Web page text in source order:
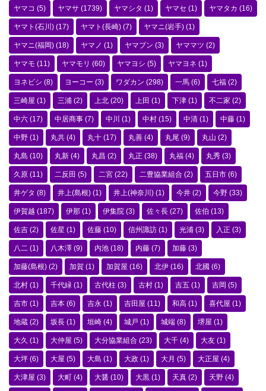
ヤマコ (5) ヤマサ (1739) ヤマシタ (1) ヤマセ (1) ヤマタカ (16)
ヤマト(石川) (17) ヤマト(長崎) (7) ヤマニ(岩手) (1)
ヤマニ(福岡) (18) ヤマノ (1) ヤマブン (3) ヤママツ (2)
ヤマモ (11) ヤマモリ (60) ヤマヨシ (5) ヤマヨネ (1)
ヨネビシ (8) ヨーコー (3) ワダカン (298) 一馬 (6) 七福 (2)
三崎屋 (1) 三浦 (2) 上北 (20) 上田 (1) 下津 (1) 不二家 (2)
中六 (17) 中居商事 (7) 中川 (1) 中村 (15) 中清 (1) 中藤 (1)
中野 (1) 丸共 (4) 丸十 (17) 丸善 (4) 丸尾 (9) 丸山 (2)
丸島 (10) 丸新 (4) 丸昌 (2) 丸正 (38) 丸福 (4) 丸秀 (3)
久原 (11) 二反田 (5) 二宮 (22) 二豊協業組合 (2) 五日市 (6)
井ゲタ (8) 井上(島根) (1) 井上(神奈川) (1) 今井 (2) 今野 (33)
伊賀越 (187) 伊那 (1) 伊集院 (3) 佐々長 (27) 佐伯 (13)
佐吉 (2) 佐星 (1) 佐藤 (10) 信州諏訪 (1) 光浦 (3) 入正 (3)
八二 (1) 八木澤 (9) 内池 (18) 内藤 (7) 加藤 (3)
加藤(島根) (2) 加賀 (1) 加賀屋 (16) 北伊 (16) 北國 (6)
北村 (1) 千代緑 (1) 古代柱 (3) 古村 (1) 吉五 (1) 吉岡 (5)
吉市 (1) 吉本 (6) 吉永 (1) 吉田屋 (11) 和高 (1) 喜代屋 (1)
地蔵 (2) 坂長 (1) 垣崎 (4) 城戸 (1) 城端 (8) 堺屋 (1)
大久 (1) 大仲屋 (5) 大分協業組合 (23) 大千 (4) 大友 (1)
大坪 (6) 大屋 (5) 大島 (1) 大政 (1) 大月 (5) 大正屋 (4)
大津屋 (3) 大町 (4) 大醤 (10) 大黒 (1) 天真 (2) 天野 (4)